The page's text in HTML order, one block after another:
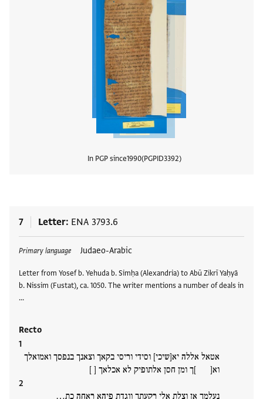
In PGP since1990 PGPID3392
7 Letter ENA 3793.6
Primary language Judaeo-Arabic
Letter from Yosef b. Yehuda b. Simḥa (Alexandria) to Abū Zikrī Yaḥyā
b. Nissim (Fustat), ca. 1050. The writer mentions a number of deals in
…
Recto
אטאל אללה יא[שיכי] וסידי וריסי בקאך וצאנך בנפסך ואמואלך
וא[ ]ך ומן חסן אלתופיק לא אכלאך [ ]
נעלמך אן וצלת אלי רקעתך ווגדת פיהא ראחה כת…
Tags